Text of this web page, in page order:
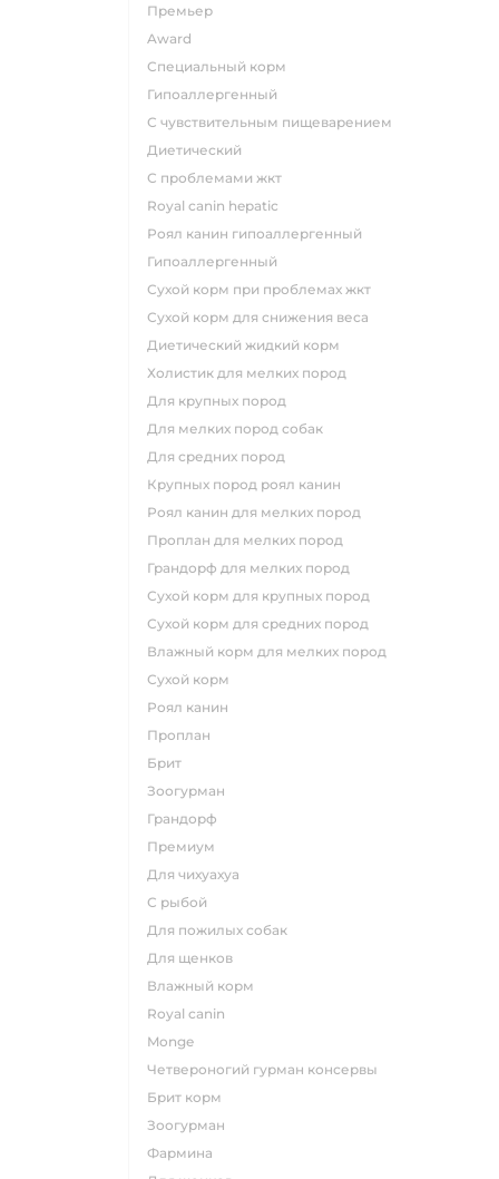
премьер
award
специальный корм
гипоаллергенный
с чувствительным пищеварением
диетический
с проблемами жкт
royal canin hepatic
роял канин гипоаллергенный
гипоаллергенный
сухой корм при проблемах жкт
сухой корм для снижения веса
диетический жидкий корм
холистик для мелких пород
для крупных пород
для мелких пород собак
для средних пород
крупных пород роял канин
роял канин для мелких пород
проплан для мелких пород
грандорф для мелких пород
сухой корм для крупных пород
сухой корм для средних пород
влажный корм для мелких пород
сухой корм
роял канин
проплан
брит
зоогурман
грандорф
премиум
для чихуахуа
с рыбой
для пожилых собак
для щенков
влажный корм
royal canin
monge
четвероногий гурман консервы
брит корм
зоогурман
фармина